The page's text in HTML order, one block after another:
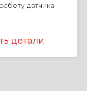
датчика
детали